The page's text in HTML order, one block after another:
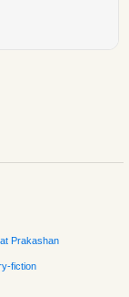
Prakashan
fiction